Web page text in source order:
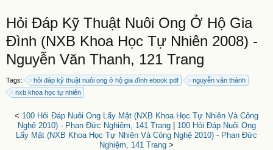
Hỏi Đáp Kỹ Thuật Nuôi Ong Ở Hộ Gia
Đình (NXB Khoa Học Tự Nhiên 2008) -
Nguyễn Văn Thanh, 121 Trang
Tags: hỏi đáp kỹ thuật nuôi ong ở hộ gia đình ebook pdf
nguyễn văn thành
nxb khoa học tự nhiên
< 100 Hỏi Đáp Nuôi Ong Lấy Mật (NXB Khoa Học Tự Nhiên Và Công
Nghệ 2010) - Phan Đức Nghiệm, 141 Trang| 100 Hỏi Đáp Nuôi Ong
Lấy Mật (NXB Khoa Học Tự Nhiên Và Công Nghệ 2010) - Phan Đức
Nghiệm, 141 Trang >